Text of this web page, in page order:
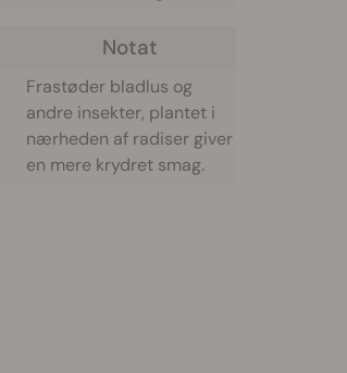
Notat
Frastøder bladlus og
andre insekter, plantet i
nærheden af radiser giver
en mere krydret smag.